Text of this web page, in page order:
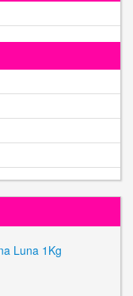
Luna 1Kg